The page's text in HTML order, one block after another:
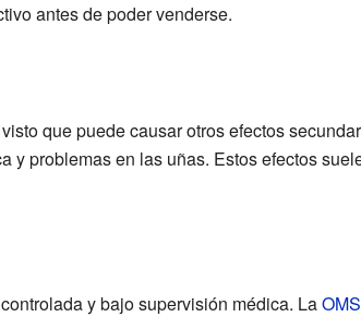
antes de poder venderse.
que puede causar otros efectos
y problemas en las uñas. Estos efectos
y bajo supervisión médica. LaOMS